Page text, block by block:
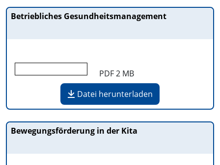
Betriebliches Gesundheitsmanagement
PDF2 MB
Datei herunterladen
Bewegungsförderung in der Kita